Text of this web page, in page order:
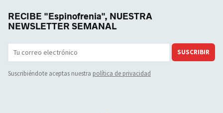
RECIBE "Espinofrenia", NUESTRA
NEWSLETTER SEMANAL
SUSCRIBIR
Suscribiéndote aceptas nuestra política de privacidad